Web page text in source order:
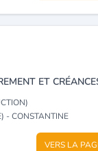
ET
- CONSTANTINE
VERS LA